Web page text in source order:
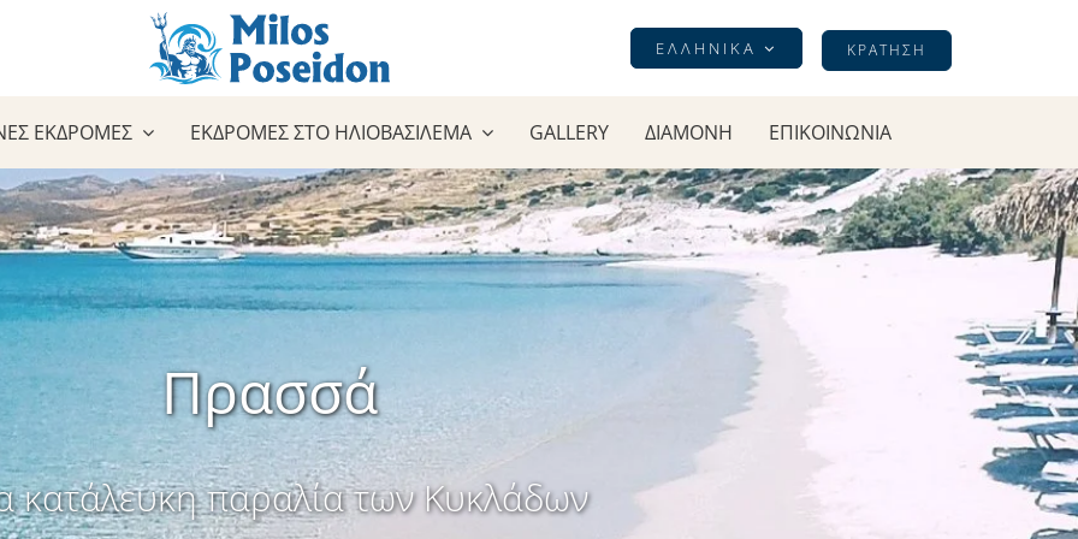
ΕΛΛΗΝΙΚΆ ΚΡΆΤΗΣΗ
ΕΚΔΡΟΜΈΣ ΕΚΔΡΟΜΈΣ ΣΤΟ ΗΛΙΟΒΑΣΊΛΕΜΑ GALLERY ΔΙΑΜΟΝΉ ΕΠΙΚΟΙΝΩΝΊΑ
Πρασσά
κατάλευκη παραλία των Κυκλάδων